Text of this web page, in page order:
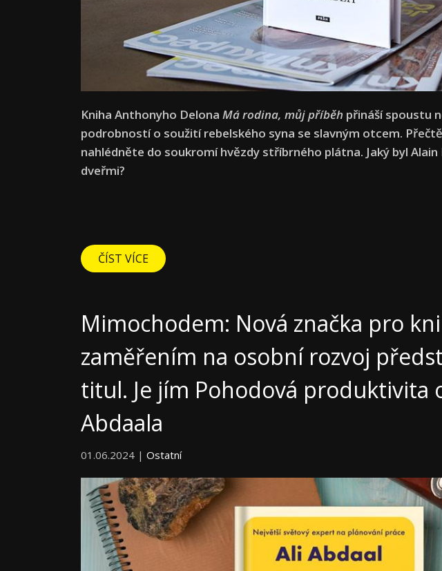
Kniha Anthonyho Delona Má rodina, můj příběh přináší spoustu
podrobností o soužití rebelského syna se slavným otcem.
nahlédněte do soukromí hvězdy stříbrného plátna. Jaký byl
dveřmi?
ČÍST VÍCE
Mimochodem: Nová značka pro
zaměřením na osobní rozvoj
titul. Je jím Pohodová produktivita
Abdaala
01.06.2024 | Ostatní